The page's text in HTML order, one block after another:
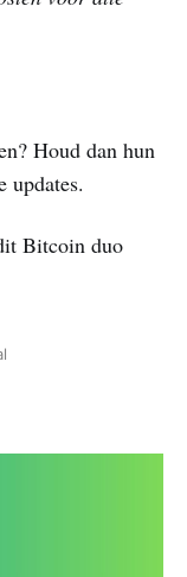
Houd dan hun
updates.
Bitcoin duo